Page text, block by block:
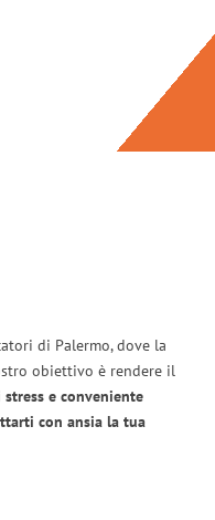
di Palermo, dove la
obiettivo è rendere il
e conveniente
con ansia la tua